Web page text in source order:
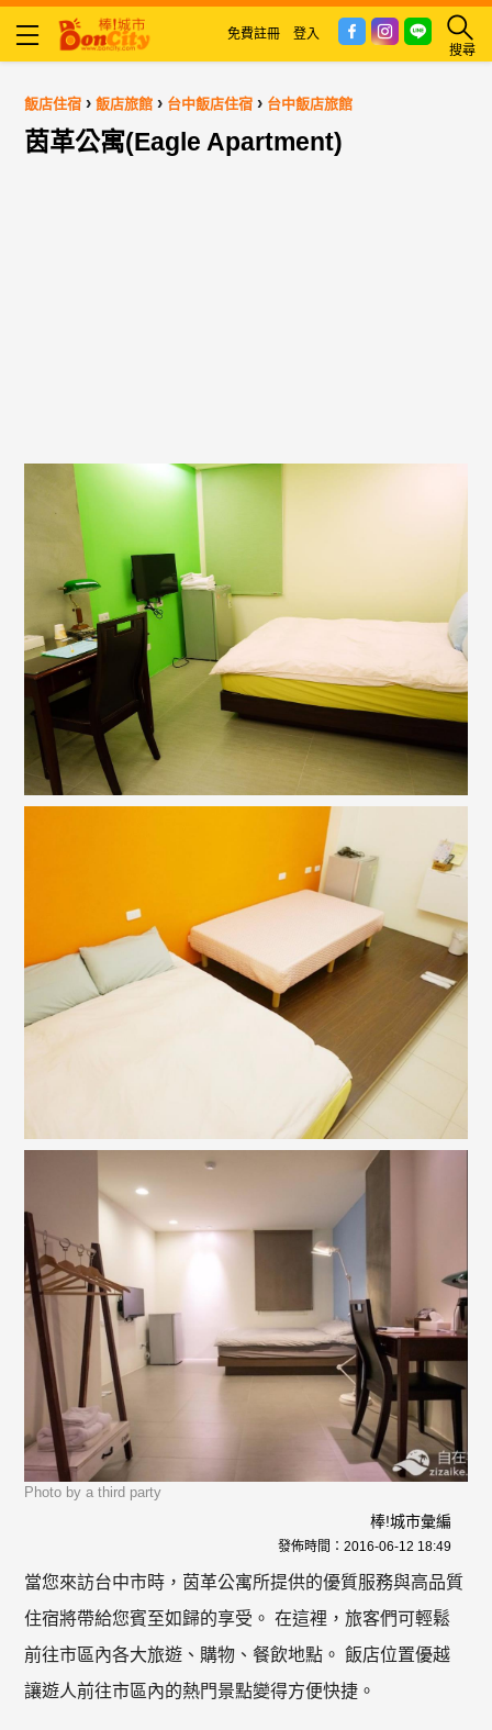
搜尋
免費註冊 登入
飯店住宿 ›飯店旅館 › 台中飯店住宿 › 台中飯店旅館
茵革公寓(Eagle Apartment)
Photo by a third party
棒!城市彙編
發佈時間： 2016-06-12 18:49
當您來訪台中市時，茵革公寓所提供的優質服務與高品質
住宿將帶給您賓至如歸的享受。 在這裡，旅客們可輕鬆
前往市區內各大旅遊、購物、餐飲地點。 飯店位置優越
讓遊人前往市區內的熱門景點變得方便快捷。